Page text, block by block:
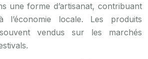
une forme d’artisanat, contribuant
l’économie locale. Les produits
vendus sur les marchés